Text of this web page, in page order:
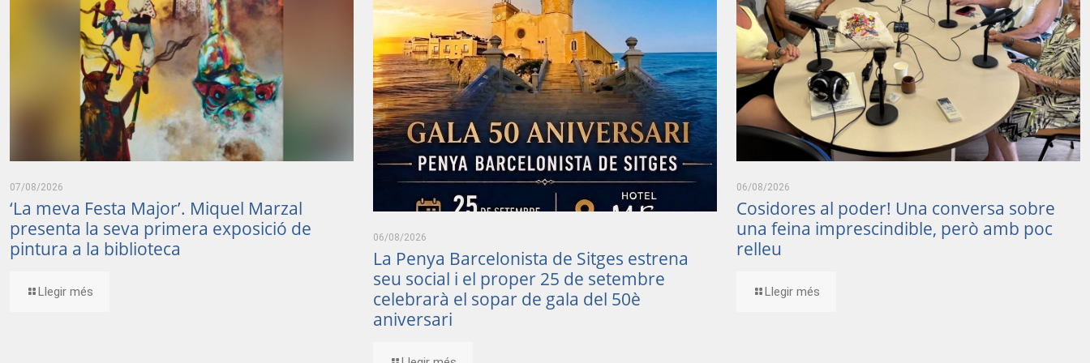
07/08/2026
‘La meva Festa Major’. Miquel Marzal
presenta la seva primera exposició de
pintura a la biblioteca
Llegir més
06/08/2026
La Penya Barcelonista de Sitges estrena
seu social i el proper 25 de setembre
celebrarà el sopar de gala del 50è
aniversari
06/08/2026
Cosidores al poder! Una conversa sobre
una feina imprescindible, però amb poc
relleu
Llegir més